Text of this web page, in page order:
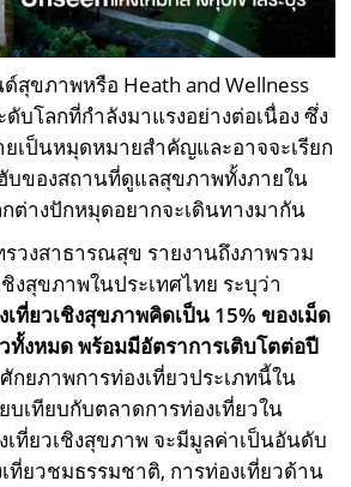
สุขภาพหรือ Heath and Wellness
ดับโลกที่กำลังมาแรงอย่างต่อเนื่อง ซึ่ง
ยเป็นหมุดหมายสำคัญและอาจจะเรียก
บของสถานที่ดูแลสุขภาพทั้งภายใน
ต่างปักหมุดอยากจะเดินทางมากัน
วงสาธารณสุข รายงานถึงภาพรวม
งสุขภาพในประเทศไทย ระบุว่า
ที่ยวเชิงสุขภาพคิดเป็น 15% ของเม็ด
ทั้งหมด พร้อมมีอัตราการเติบโตต่อปี
กยภาพการท่องเที่ยวประเภทนี้ใน
บเทียบกับตลาดการท่องเที่ยวใน
เที่ยวเชิงสุขภาพ จะมีมูลค่าเป็นอันดับ
ที่ยวชมธรรมชาติ, การท่องเที่ยวด้าน